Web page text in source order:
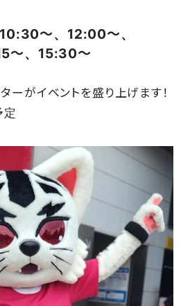
～、12:00～、
～、15:30～
ーがイベントを盛り上げます！